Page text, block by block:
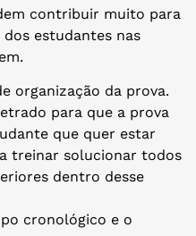
contribuir muito para
estudantes nas
organização da prova.
para que a prova
que quer estar
treinar solucionar todos
dentro desse
cronológico e o